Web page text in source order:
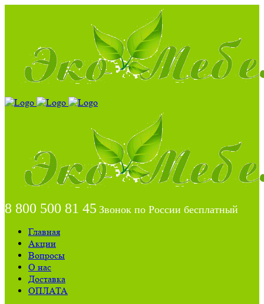
8 800 500 81 45 Звонок по России бесплатный
Главная
Акции
Вопросы
О нас
Доставка
ОПЛАТА